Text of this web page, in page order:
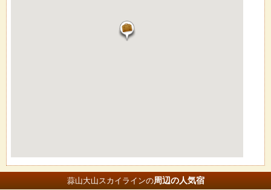
蒜山大山スカイラインの周辺の人気宿